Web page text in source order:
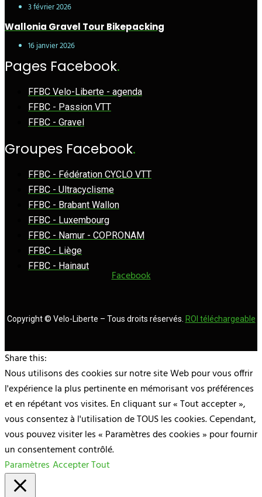
3 février 2026
Wallonia Gravel Tour Bikepacking
16 janvier 2026
Pages Facebook.
FFBC Velo-Liberte - agenda
FFBC - Passion VTT
FFBC - Gravel
Groupes Facebook.
FFBC - Fédération CYCLO VTT
FFBC - Ultracyclisme
FFBC - Brabant Wallon
FFBC - Luxembourg
FFBC - Namur - COPRONAM
FFBC - Liège
FFBC - Hainaut
Facebook
Copyright © Velo-Liberte – Tous droits réservés. ROI téléchargeable
Share this:
Nous utilisons des cookies sur notre site Web pour vous offrir
l'expérience la plus pertinente en mémorisant vos préférences
et en répétant vos visites. En cliquant sur « Tout accepter »,
vous consentez à l'utilisation de TOUS les cookies. Cependant,
vous pouvez visiter les « Paramètres des cookies » pour fournir
un consentement contrôlé.
Paramètres Accepter Tout